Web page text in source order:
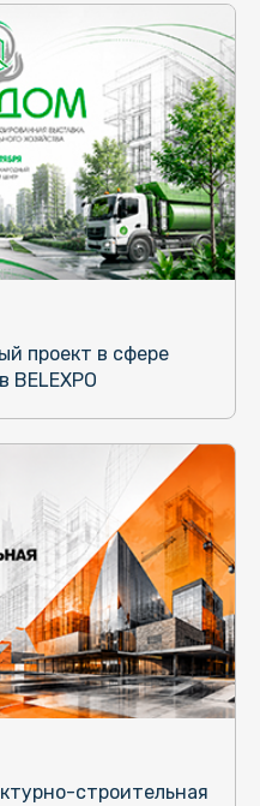
проект в сфере
строительная